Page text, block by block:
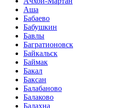
Аша
Бабаево
Бабушкин
Бавлы
Багратионовск
Байкальск
Баймак
Бакал
Баксан
Балабаново
Балаково
Балахна